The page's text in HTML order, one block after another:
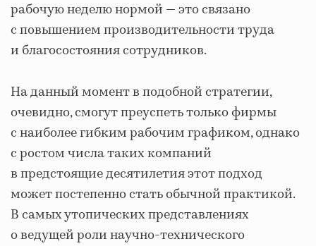
рабочую неделю нормой — это связано
с повышением производительности труда
и благосостояния сотрудников.
На данный момент в подобной стратегии,
очевидно, смогут преуспеть только фирмы
с наиболее гибким рабочим графиком, однако
с ростом числа таких компаний
в предстоящие десятилетия этот подход
может постепенно стать обычной практикой.
В самых утопических представлениях
о ведущей роли научно-технического